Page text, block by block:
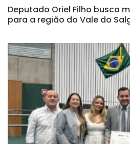
Deputado Oriel Filho busca
para a região do Vale do